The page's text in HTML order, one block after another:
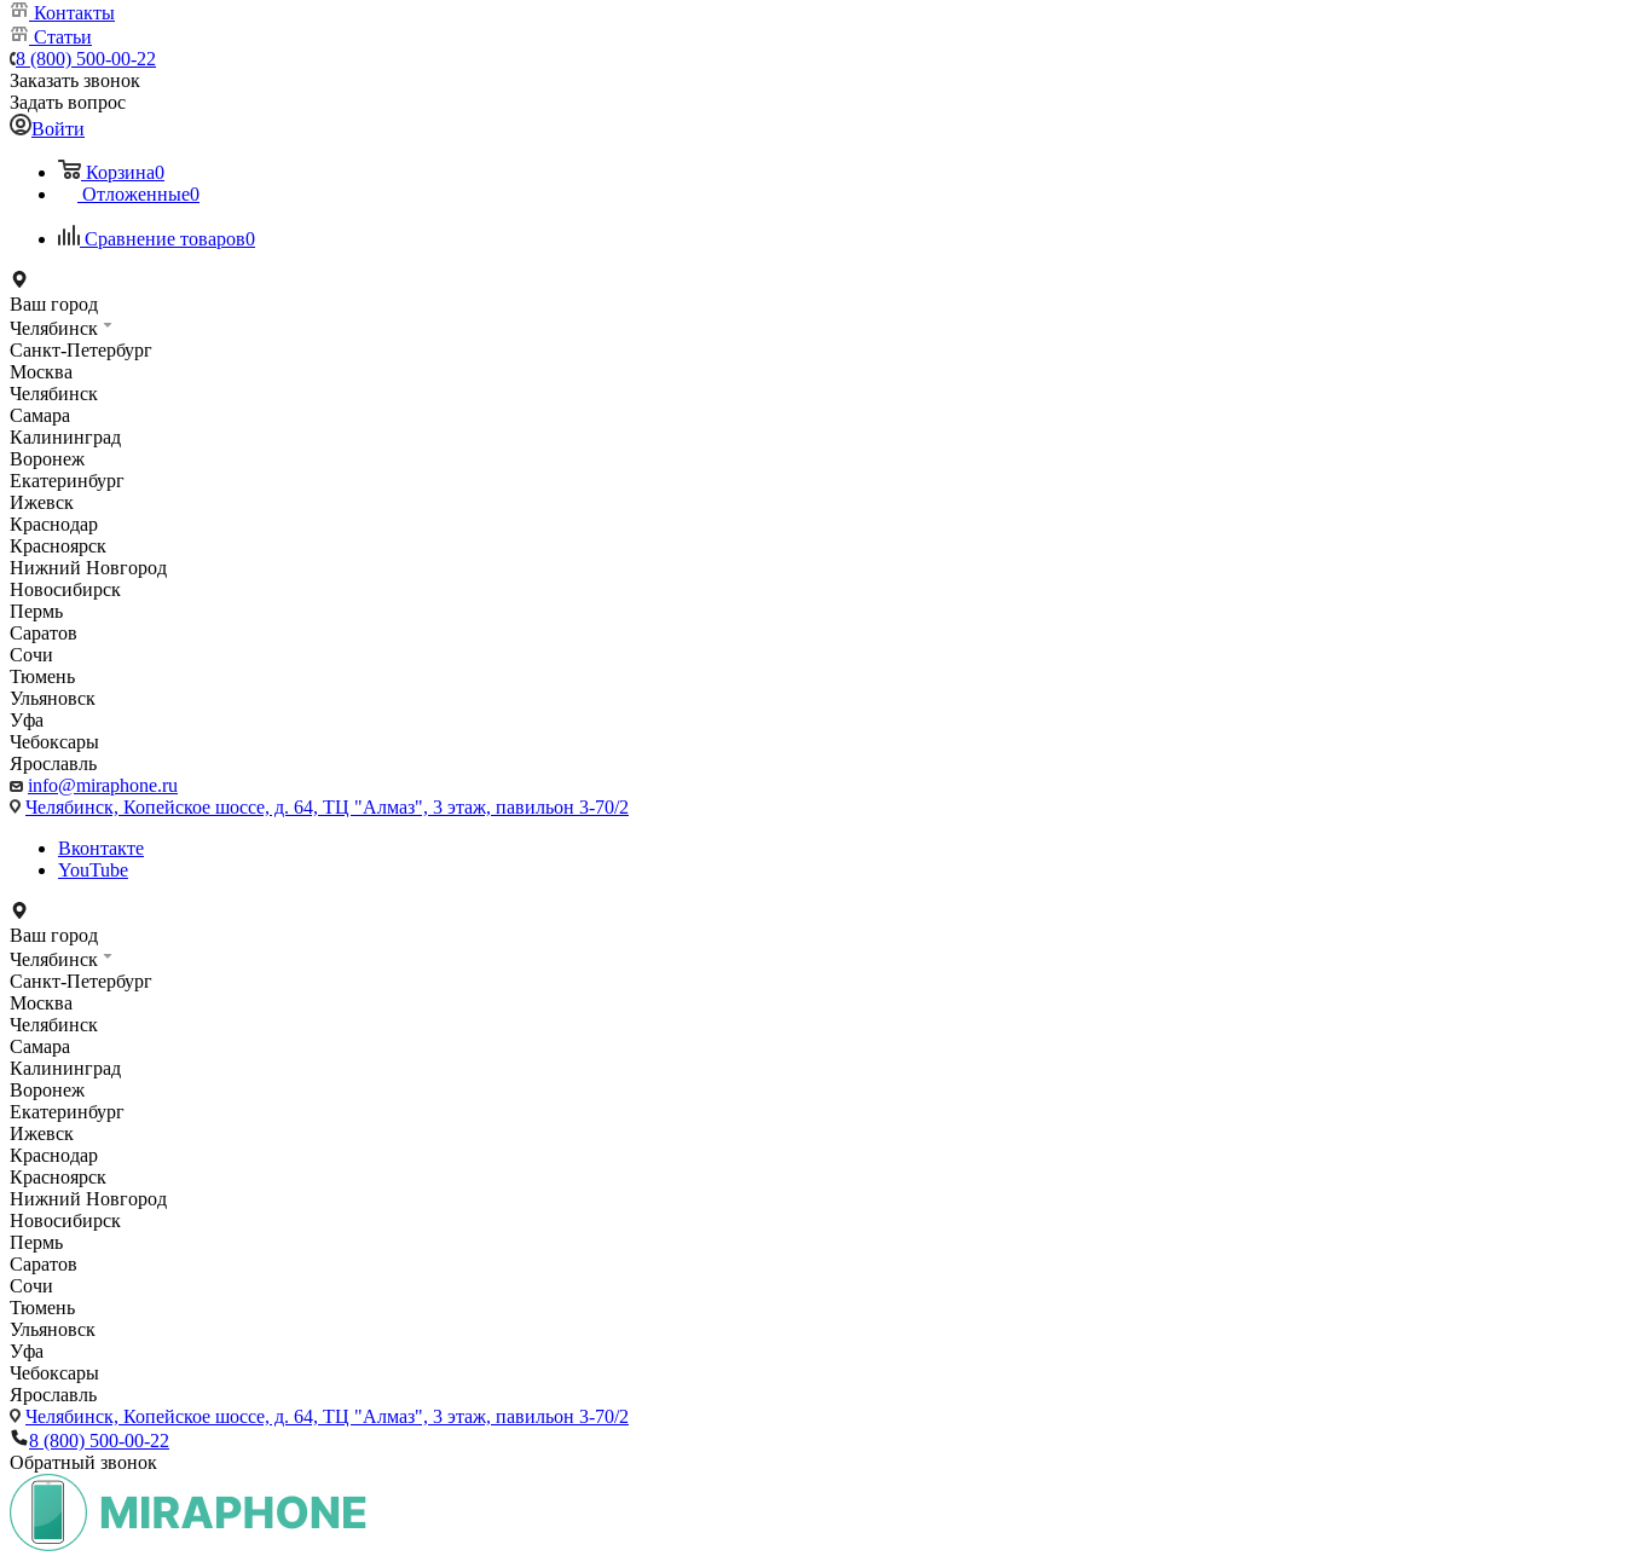
Контакты
Статьи
8 (800) 500-00-22
Заказать звонок
Задать вопрос
Войти
Корзина0
Отложенные0
Сравнение товаров0
Ваш город
Челябинск
Санкт-Петербург
Москва
Челябинск
Самара
Калининград
Воронеж
Екатеринбург
Ижевск
Краснодар
Красноярск
Нижний Новгород
Новосибирск
Пермь
Саратов
Сочи
Тюмень
Ульяновск
Уфа
Чебоксары
Ярославль
info@miraphone.ru
Челябинск, Копейское шоссе, д. 64, ТЦ "Алмаз", 3 этаж, павильон 3-70/2
Вконтакте
YouTube
Ваш город
Челябинск
Санкт-Петербург
Москва
Челябинск
Самара
Калининград
Воронеж
Екатеринбург
Ижевск
Краснодар
Красноярск
Нижний Новгород
Новосибирск
Пермь
Саратов
Сочи
Тюмень
Ульяновск
Уфа
Чебоксары
Ярославль
Челябинск, Копейское шоссе, д. 64, ТЦ "Алмаз", 3 этаж, павильон 3-70/2
8 (800) 500-00-22
Обратный звонок